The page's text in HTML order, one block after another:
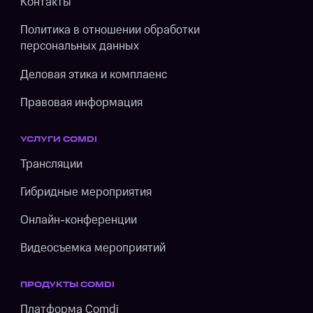
Политика в отношении обработки
персональных данных
Деловая этика и комплаенс
Правовая информация
УСЛУГИ COMDI
Трансляции
Гибридные мероприятия
Онлайн-конференции
Видеосъемка мероприятий
ПРОДУКТЫ COMDI
Платформа Comdi